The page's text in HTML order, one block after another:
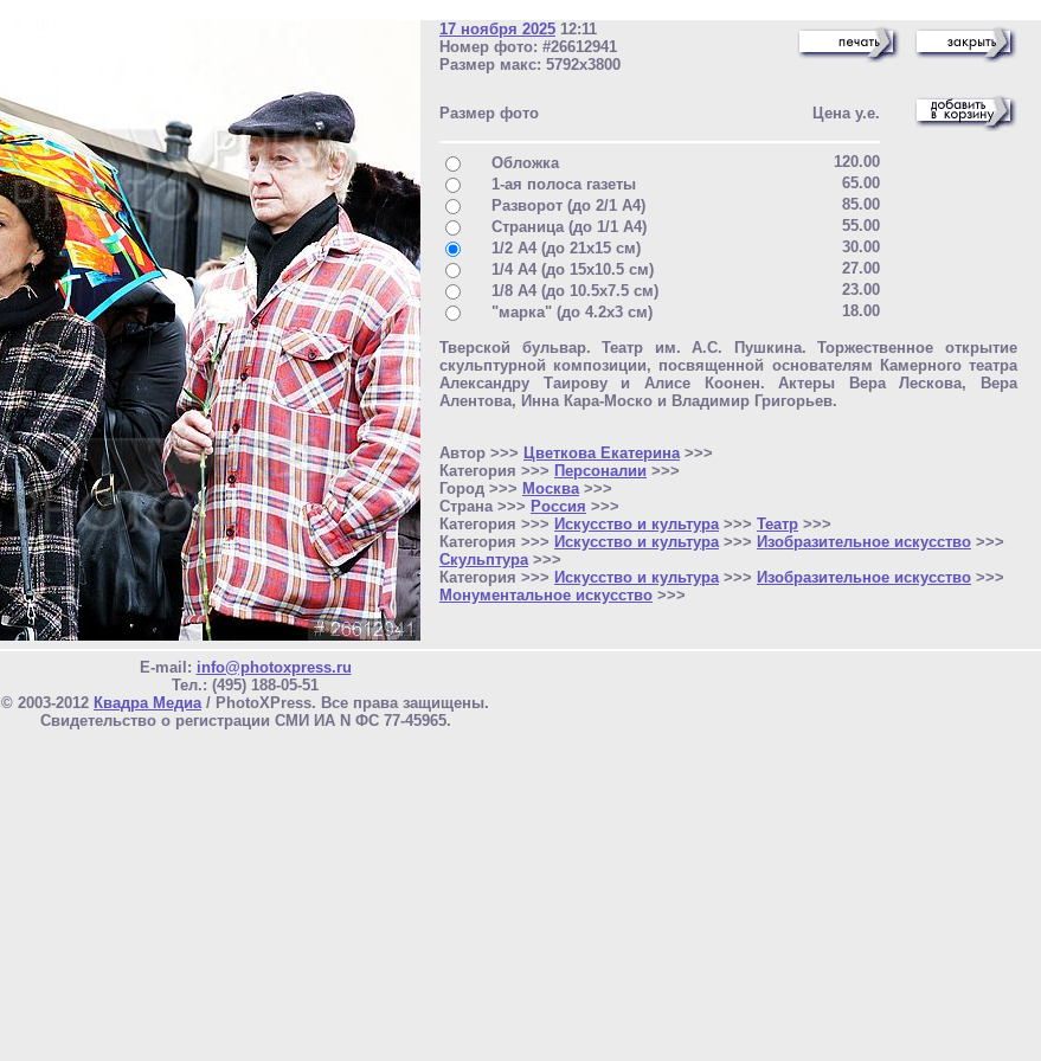
17 ноября 2025 12:11
Номер фото: #26612941
Размер макс: 5792x3800
Размер фото Цена у.е.
Обложка
120.00
1-ая полоса газеты
65.00
Разворот (до 2/1 A4)
85.00
Страница (до 1/1 A4)
55.00
1/2 A4 (до 21x15 см)
30.00
1/4 A4 (до 15x10.5 см)
27.00
1/8 A4 (до 10.5x7.5 см)
23.00
"марка" (до 4.2x3 см)
18.00
Тверской бульвар. Театр им. А.С. Пушкина. Торжественное открытие
скульптурной композиции, посвященной основателям Камерного театра
Александру Таирову и Алисе Коонен. Актеры Вера Лескова, Вера
Алентова, Инна Кара-Моско и Владимир Григорьев.
Автор >>> Цветкова Екатерина >>>
Категория >>> Персоналии >>>
Город >>> Москва >>>
Страна >>> Россия >>>
Категория >>> Искусство и культура >>> Театр >>>
Категория >>> Искусство и культура >>> Изобразительное искусство >>>
Скульптура >>>
Категория >>> Искусство и культура >>> Изобразительное искусство >>>
Монументальное искусство >>>
E-mail: info@photoxpress.ru
Тел.: (495) 188-05-51
© 2003-2012 Квадра Медиа/ PhotoXPress. Все права защищены.
Свидетельство о регистрации СМИ ИА N ФС 77-45965.